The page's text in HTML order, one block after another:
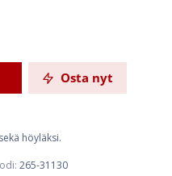
Osta nyt
höyläksi.
265-31130